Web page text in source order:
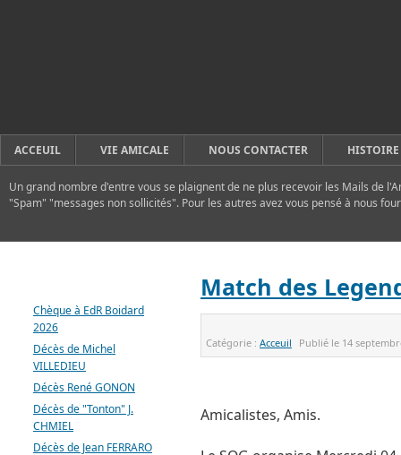
ACCEUIL VIE AMICALE NOUS CONTACTER
Un grand nombre d'entre vous se plaignent de ne plus recevoir les Mails de
"Spam" "messages non sollicités". Pour les autres avez vous pensé à nous
Match des
Catégorie :Acceuil Publié le 14
Amicalistes, Amis.
Chèque à EdR Boidard
2026
Décès de Michel
VILLEDIEU
Décès René GONON
Décès de "Tonton" J.
CHMIEL
Décès de Jean FERRARO